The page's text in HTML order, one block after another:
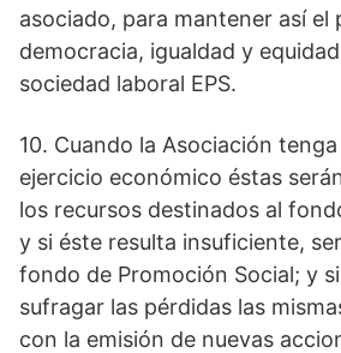
asociado, para mantener así el
democracia, igualdad y
sociedad laboral EPS.
10. Cuando la Asociación
ejercicio económico éstas
los recursos destinados al
y si éste resulta insuficiente,
fondo de Promoción Social; y
sufragar las pérdidas las
con la emisión de nuevas